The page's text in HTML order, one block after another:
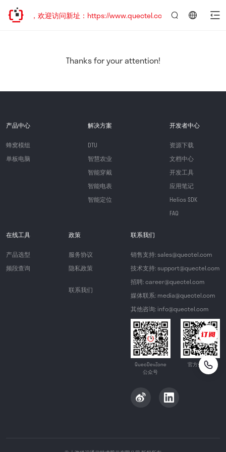
已迁移，欢迎访问新址：https://www.quectel.com.cn
Thanks for your attention!
产品中心
蜂窝模组
单板电脑
解决方案
DTU
智慧农业
智能穿戴
智能电表
智能定位
开发者中心
资源下载
文档中心
开发工具
应用笔记
Helios SDK
FAQ
在线工具
产品选型
频段查询
政策
服务协议
隐私政策
联系我们
联系我们
销售支持: sales@quectel.com
技术支持: support@quectel.com
招聘: career@quectel.com
媒体联系: media@quectel.com
其他咨询: info@quectel.com
QuecDevZone
公众号
官方公众号